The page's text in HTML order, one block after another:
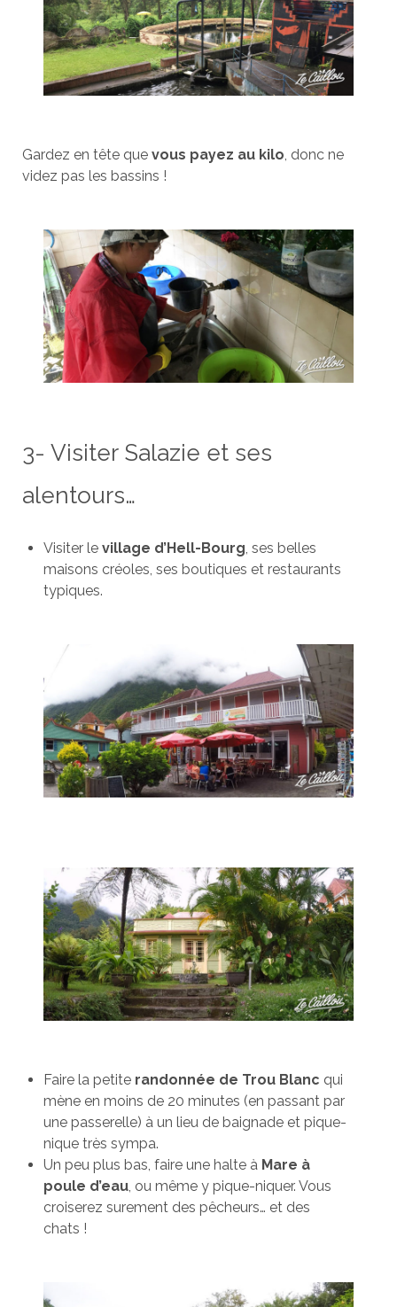
Gardez en tête que vous payez au kilo, donc ne
videz pas les bassins !
3- Visiter Salazie et ses
alentours…
Visiter le village d’Hell-Bourg, ses belles
maisons créoles, ses boutiques et restaurants
typiques.
Faire la petite randonnée de Trou Blanc qui
mène en moins de 20 minutes (en passant par
une passerelle) à un lieu de baignade et pique-
nique très sympa.
Un peu plus bas, faire une halte àMare à
poule d’eau, ou même y pique-niquer. Vous
croiserez surement des pêcheurs… et des
chats !